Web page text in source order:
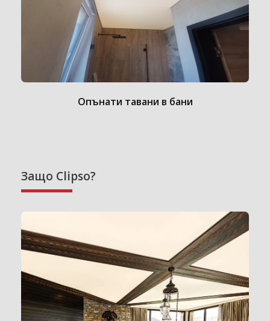
Опънати тавани в бани
Защо Clipso?